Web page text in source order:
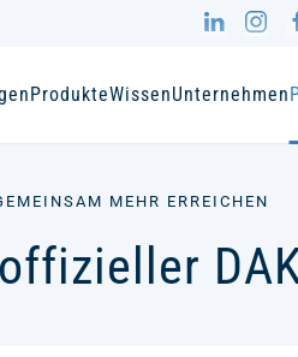
ProdukteWissenUnternehmen
MEHR ERREICHEN